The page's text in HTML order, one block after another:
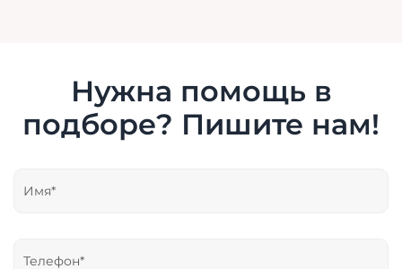
Нужна помощь в
подборе? Пишите нам!